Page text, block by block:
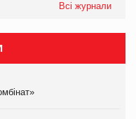
Всі журнали